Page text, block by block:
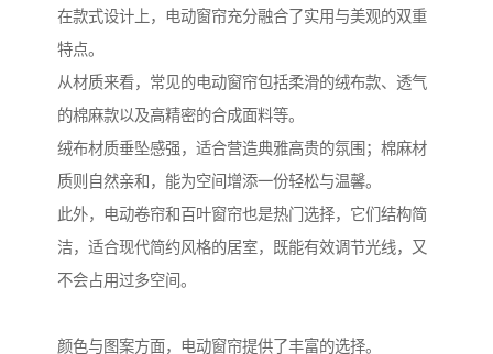
在款式设计上，电动窗帘充分融合了实用与美观的双重
特点。
从材质来看，常见的电动窗帘包括柔滑的绒布款、透气
的棉麻款以及高精密的合成面料等。
绒布材质垂坠感强，适合营造典雅高贵的氛围；棉麻材
质则自然亲和，能为空间增添一份轻松与温馨。
此外，电动卷帘和百叶窗帘也是热门选择，它们结构简
洁，适合现代简约风格的居室，既能有效调节光线，又
不会占用过多空间。
颜色与图案方面，电动窗帘提供了丰富的选择。